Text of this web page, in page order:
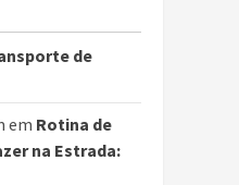
de
em Rotina de
na Estrada: